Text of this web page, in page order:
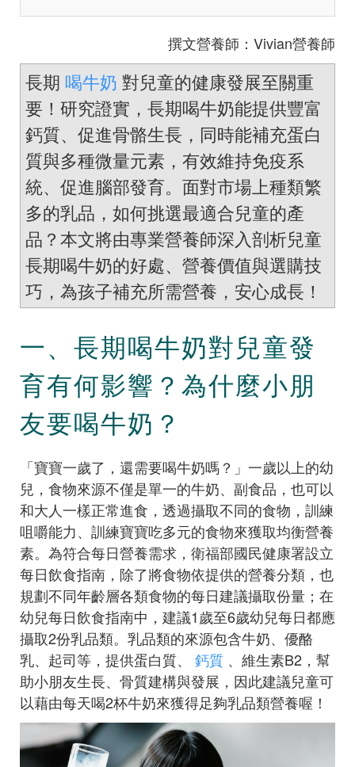
撰文營養師：Vivian營養師
長期 喝牛奶 對兒童的健康發展至關重
要！研究證實，長期喝牛奶能提供豐富
鈣質、促進骨骼生長，同時能補充蛋白
質與多種微量元素，有效維持免疫系
統、促進腦部發育。面對市場上種類繁
多的乳品，如何挑選最適合兒童的產
品？本文將由專業營養師深入剖析兒童
長期喝牛奶的好處、營養價值與選購技
巧，為孩子補充所需營養，安心成長！
一、長期喝牛奶對兒童發
育有何影響？為什麼小朋
友要喝牛奶？
「寶寶一歲了，還需要喝牛奶嗎？」一歲以上的幼
兒，食物來源不僅是單一的牛奶、副食品，也可以
和大人一樣正常進食，透過攝取不同的食物，訓練
咀嚼能力、訓練寶寶吃多元的食物來獲取均衡營養
素。為符合每日營養需求，衛福部國民健康署設立
每日飲食指南，除了將食物依提供的營養分類，也
規劃不同年齡層各類食物的每日建議攝取份量；在
幼兒每日飲食指南中，建議1歲至6歲幼兒每日都應
攝取2份乳品類。乳品類的來源包含牛奶、優酪
乳、起司等，提供蛋白質、
鈣質 、維生素B2，幫
助小朋友生長、骨質建構與發展，因此建議兒童可
以藉由每天喝2杯牛奶來獲得足夠乳品類營養喔！